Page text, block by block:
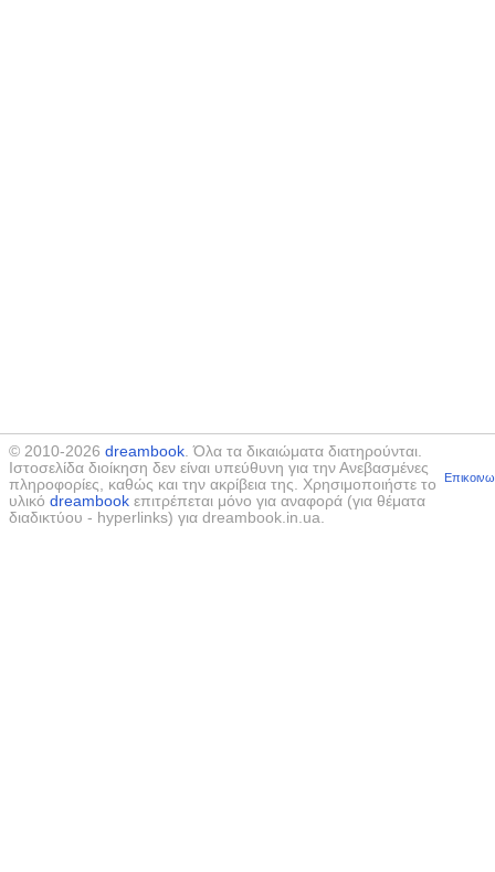
© 2010-2026 dreambook. Όλα τα δικαιώματα διατηρούνται.
Ιστοσελίδα διοίκηση δεν είναι υπεύθυνη για την Ανεβασμένες
πληροφορίες, καθώς και την ακρίβεια της. Χρησιμοποιήστε το
υλικό dreambook επιτρέπεται μόνο για αναφορά (για θέματα
διαδικτύου - hyperlinks) για dreambook.in.ua.